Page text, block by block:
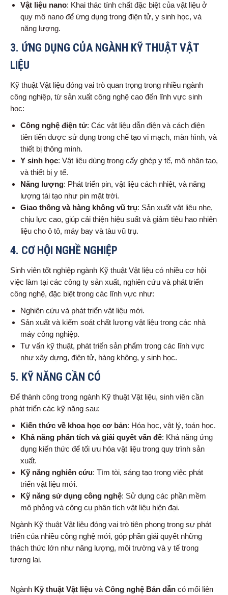
Vật liệu nano: Khai thác tính chất đặc biệt của vật liệu ở
quy mô nano để ứng dụng trong điện tử, y sinh học, và
năng lượng.
3. ỨNG DỤNG CỦA NGÀNH KỸ THUẬT VẬT
LIỆU
Kỹ thuật Vật liệu đóng vai trò quan trọng trong nhiều ngành
công nghiệp, từ sản xuất công nghệ cao đến lĩnh vực sinh
học:
Công nghệ điện tử: Các vật liệu dẫn điện và cách điện
tiên tiến được sử dụng trong chế tạo vi mạch, màn hình, và
thiết bị thông minh.
Y sinh học: Vật liệu dùng trong cấy ghép y tế, mô nhân tạo,
và thiết bị y tế.
Năng lượng: Phát triển pin, vật liệu cách nhiệt, và năng
lượng tái tạo như pin mặt trời.
Giao thông và hàng không vũ trụ: Sản xuất vật liệu nhẹ,
chịu lực cao, giúp cải thiện hiệu suất và giảm tiêu hao nhiên
liệu cho ô tô, máy bay và tàu vũ trụ.
4. CƠ HỘI NGHỀ NGHIỆP
Sinh viên tốt nghiệp ngành Kỹ thuật Vật liệu có nhiều cơ hội
việc làm tại các công ty sản xuất, nghiên cứu và phát triển
công nghệ, đặc biệt trong các lĩnh vực như:
Nghiên cứu và phát triển vật liệu mới.
Sản xuất và kiểm soát chất lượng vật liệu trong các nhà
máy công nghiệp.
Tư vấn kỹ thuật, phát triển sản phẩm trong các lĩnh vực
như xây dựng, điện tử, hàng không, y sinh học.
5. KỸ NĂNG CẦN CÓ
Để thành công trong ngành Kỹ thuật Vật liệu, sinh viên cần
phát triển các kỹ năng sau:
Kiến thức về khoa học cơ bản: Hóa học, vật lý, toán học.
Khả năng phân tích và giải quyết vấn đề: Khả năng ứng
dụng kiến thức để tối ưu hóa vật liệu trong quy trình sản
xuất.
Kỹ năng nghiên cứu: Tìm tòi, sáng tạo trong việc phát
triển vật liệu mới.
Kỹ năng sử dụng công nghệ: Sử dụng các phần mềm
mô phỏng và công cụ phân tích vật liệu hiện đại.
Ngành Kỹ thuật Vật liệu đóng vai trò tiên phong trong sự phát
triển của nhiều công nghệ mới, góp phần giải quyết những
thách thức lớn như năng lượng, môi trường và y tế trong
tương lai.
Ngành Kỹ thuật Vật liệu và Công nghệ Bán dẫn có mối liên